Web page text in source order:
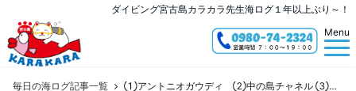
ダイビング宮古島カラカラ先生海ログ１年以上ぶり～！
Menu
毎日の海ログ記事一覧 ①アントニオガウディ ②中の島チャネル ③なるほどTHEケーブ＆サンゴホール